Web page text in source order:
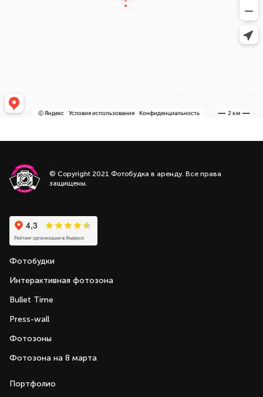
© Copyright 2021 Фотобудка в аренду. Все права
защищены.
Фотобудки
Интерактивная фотозона
Bullet Time
Press-wall
Фотозоны
Фотозона на 8 марта
Портфолио